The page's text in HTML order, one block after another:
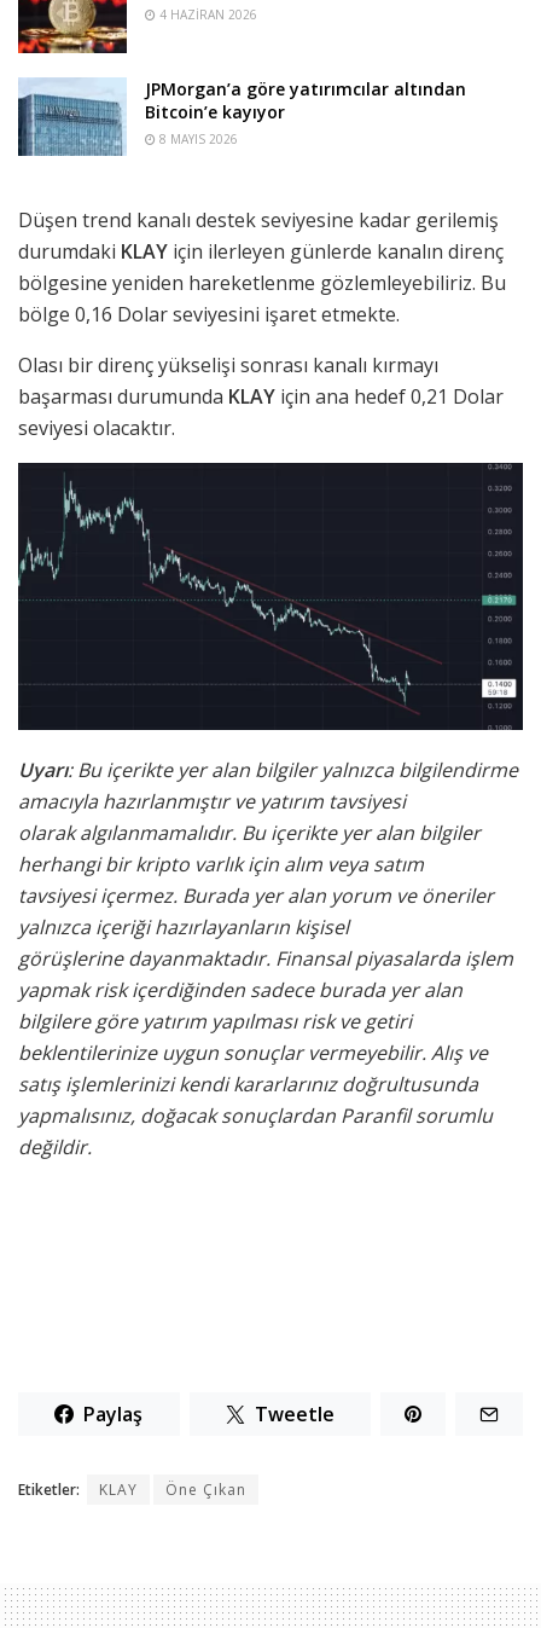
4 HAZIRAN 2026
JPMorgan’a göre yatırımcılar altından
Bitcoin’e kayıyor
8 MAYIS 2026
Düşen trend kanalı destek seviyesine kadar gerilemiş
durumdaki KLAY için ilerleyen günlerde kanalın direnç
bölgesine yeniden hareketlenme gözlemleyebiliriz. Bu
bölge 0,16 Dolar seviyesini işaret etmekte.
Olası bir direnç yükselişi sonrası kanalı kırmayı
başarması durumunda KLAY için ana hedef 0,21 Dolar
seviyesi olacaktır.
Uyarı: Bu içerikte yer alan bilgiler yalnızca bilgilendirme
amacıyla hazırlanmıştır ve yatırım tavsiyesi
olarakalgılanmamalıdır. Bu içerikte yer alan bilgiler
herhangi bir kripto varlık için alım veya satım
tavsiyesiiçermez. Burada yer alan yorum ve öneriler
yalnızca içeriği hazırlayanların kişisel
görüşlerinedayanmaktadır. Finansal piyasalarda işlem
yapmak risk içerdiğinden sadece burada yer alan
bilgileregöre yatırım yapılması risk ve getiri
beklentilerinize uygun sonuçlar vermeyebilir. Alış ve
satış işlemlerinizi kendi kararlarınız doğrultusunda
yapmalısınız, doğacak sonuçlardan Paranfil sorumlu
değildir.
Paylaş Tweetle
Etiketler: KLAY Öne Çıkan